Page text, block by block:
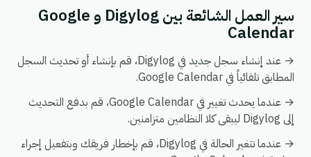
سير العمل الشائعة بين Digylog و Google
Calendar
→ عند إنشاء سجل جديد في Digylog، قم بإنشاء أو تحديث السجل
المطابق تلقائياً في Google Calendar.
→ عندما يحدث تغيير في Google Calendar، قم بدفع التحديث
إلى Digylog ليبقى كلا النظامين متزامنين.
→ عندما تتغير الحالة في Digylog، قم بإخطار فريقك وبتفعيل إجراء